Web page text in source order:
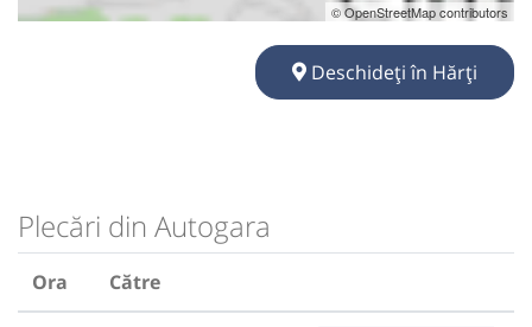
© OpenStreetMap contributors
Deschideți în Hărți
Plecări din Autogara
Ora Către